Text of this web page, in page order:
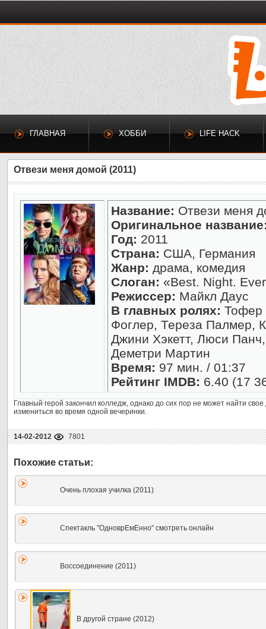
ГЛАВНАЯ ХОББИ LIFE HACK
Отвези меня домой (2011)
Название: Отвези меня
Оригинальное
Год: 2011
Страна: США, Германия
Жанр: драма, комедия
Слоган: «Best. Night.
Режиссер: Майкл Даус
В главных ролях: Тофер
Фоглер, Тереза Палмер,
Джини Хэкетт, Люси
Деметри Мартин
Время: 97 мин. / 01:37
Рейтинг IMDB: 6.40 (17
Главный герой закончил колледж, однако до сих пор не может найти
измениться во время одной вечеринки.
14-02-2012 7801
Очень плохая училка (2011)
Спектакль "ОдноврЕмЕнно" смотреть онлайн
Воссоединение (2011)
В другой стране (2012)